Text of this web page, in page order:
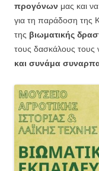
προγόνων μας και
για τη παράδοση της
της βιωματικής
τους δασκάλους τους
και συνάμα